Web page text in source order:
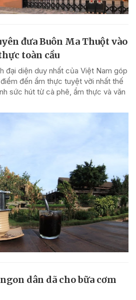
đưa Buôn Ma Thuột vào
toàn cầu
đại diện duy nhất của Việt Nam góp
đến ẩm thực tuyệt vời nhất thế
sức hút từ cà phê, ẩm thực và văn
dân dã cho bữa cơm